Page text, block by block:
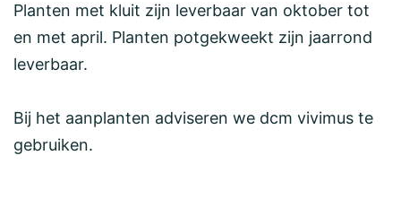
Planten met kluit zijn leverbaar van oktober tot
en met april. Planten potgekweekt zijn jaarrond
leverbaar.
Bij het aanplanten adviseren we dcm vivimus te
gebruiken.